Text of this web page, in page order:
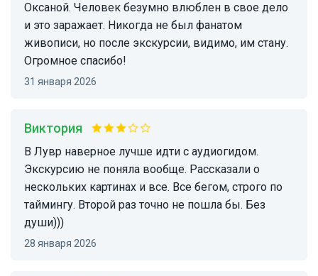
Оксаной. Человек безумно влюблен в свое дело
и это заражает. Никогда не был фанатом
живописи, но после экскурсии, видимо, им стану.
Огромное спасибо!
31 января 2026
виктория
В Лувр наверное лучше идти с аудиогидом.
Экскурсию не поняла вообще. Рассказали о
нескольких картинах и все. Все бегом, строго по
таймингу. Второй раз точно не пошла бы. Без
души)))
28 января 2026